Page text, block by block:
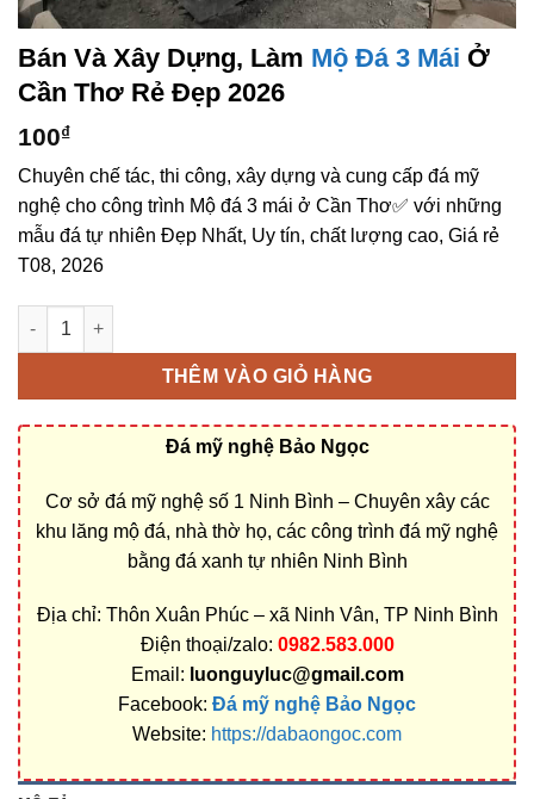
Bán Và Xây Dựng, Làm Mộ Đá 3 Mái Ở
Cần Thơ Rẻ Đẹp 2026
100₫
Chuyên chế tác, thi công, xây dựng và cung cấp đá mỹ
nghệ cho công trình Mộ đá 3 mái ở Cần Thơ✅ với những
mẫu đá tự nhiên Đẹp Nhất, Uy tín, chất lượng cao, Giá rẻ
T08, 2026
Bán và xây dựng, làm Mộ đá 3 mái ở Cần Thơ rẻ đẹp số lượng
THÊM VÀO GIỎ HÀNG
Đá mỹ nghệ Bảo Ngọc
Cơ sở đá mỹ nghệ số 1 Ninh Bình – Chuyên xây các
khu lăng mộ đá, nhà thờ họ, các công trình đá mỹ nghệ
bằng đá xanh tự nhiên Ninh Bình
Địa chỉ: Thôn Xuân Phúc – xã Ninh Vân, TP Ninh Bình
Điện thoại/zalo: 0982.583.000
Email: luonguyluc@gmail.com
Facebook: Đá mỹ nghệ Bảo Ngọc
Website: https://dabaongoc.com